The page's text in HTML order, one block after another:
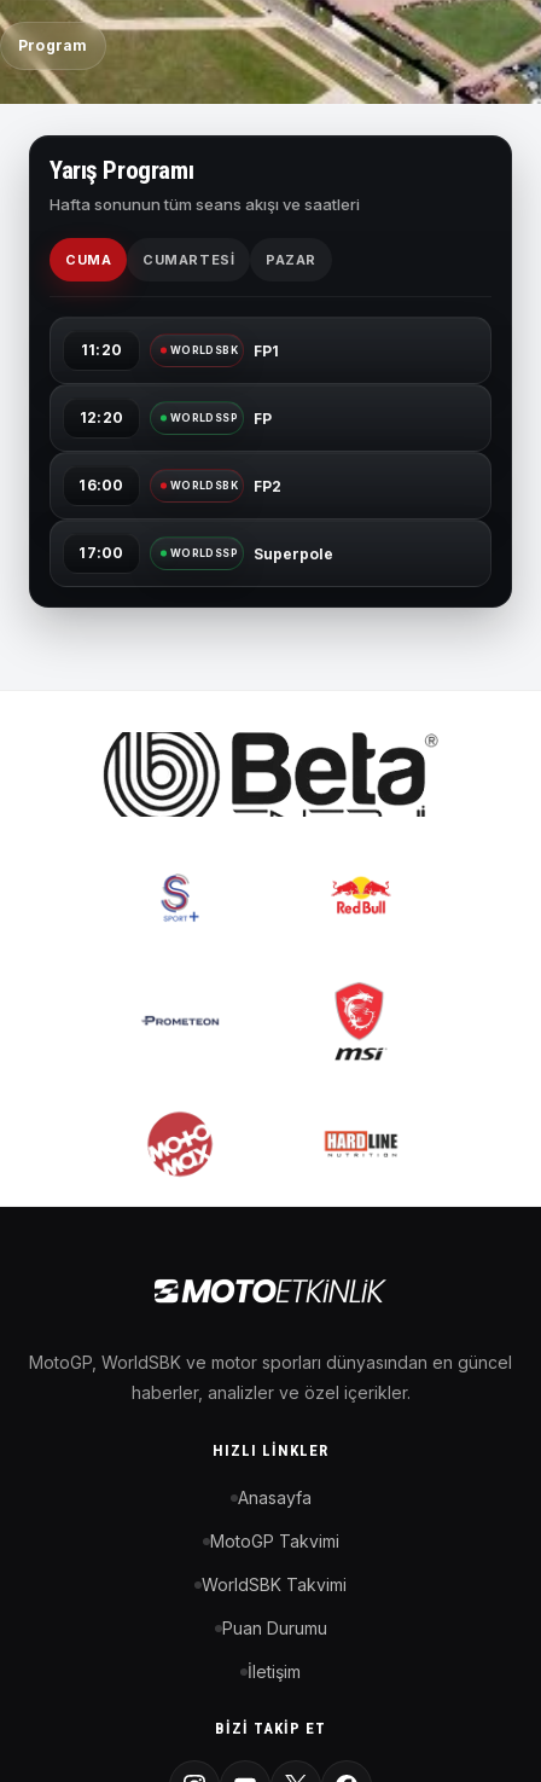
Program
Yarış Programı
Hafta sonunun tüm seans akışı ve saatleri
CUMA CUMARTESI PAZAR
11:20 WORLDSBK FP1
12:20 WORLDSSP FP
16:00 WORLDSBK FP2
17:00 WORLDSSP Superpole
MotoGP, WorldSBK ve motor sporları dünyasından en güncel
haberler, analizler ve özel içerikler.
HIZLI LINKLER
Anasayfa
MotoGP Takvimi
WorldSBK Takvimi
Puan Durumu
İletişim
BIZI TAKIP ET